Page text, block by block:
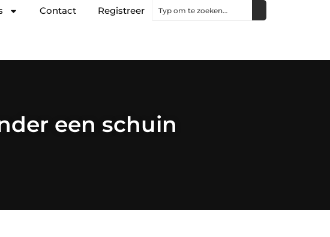
Contact Registreer
een schuin